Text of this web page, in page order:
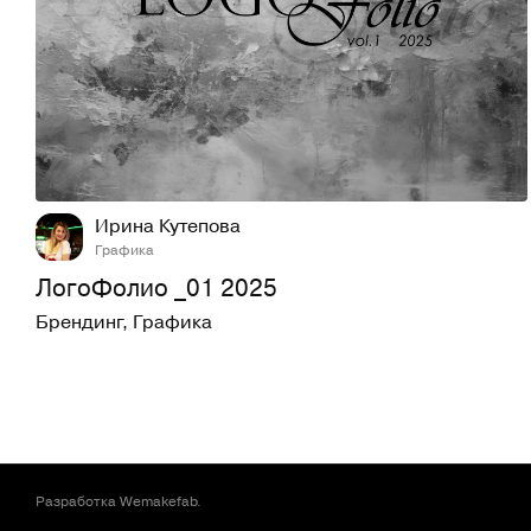
43 421
Ирина Кутепова
Графика
ЛогоФолио _01 2025
Брендинг, Графика
РазработкаWemakefab.